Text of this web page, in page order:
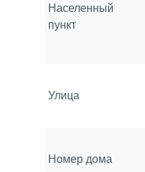
Населенный
пункт
Улица
Номер дома